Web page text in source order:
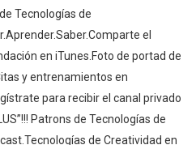
Tecnologías de
el
en iTunes.Foto de portad de
y entrenamientos en
para recibir el canal privado
Patrons de Tecnologías de
de Creatividad en